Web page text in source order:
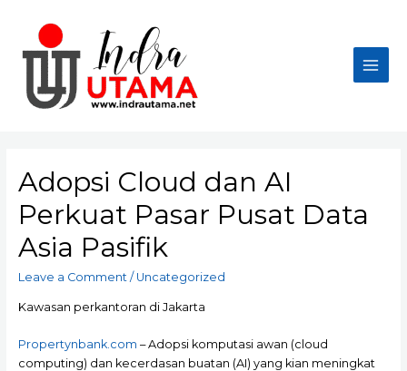
content
Main
Adopsi Cloud dan AI
Perkuat Pasar Pusat Data
Asia Pasifik
Leave a Comment / Uncategorized
Kawasan perkantoran di Jakarta
Propertynbank.com – Adopsi komputasi awan (cloud
computing) dan kecerdasan buatan (AI) yang kian meningkat